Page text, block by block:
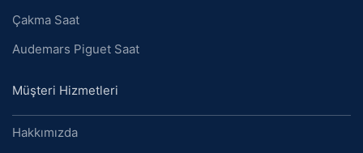
Çakma Saat
Audemars Piguet Saat
Müşteri Hizmetleri
Hakkımızda